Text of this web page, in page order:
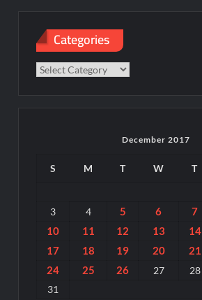
Categories
Categories
December 2017
S M T W T
3 4 5 6 7
10 11 12 13 14
17
18 19 20 21
24
25 26 27 28
31